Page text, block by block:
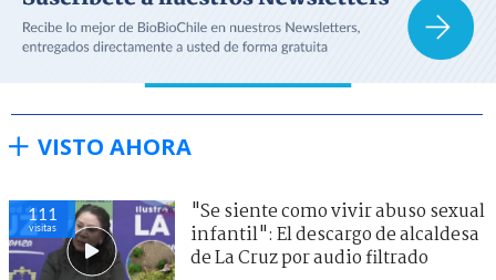
VISTO AHORA
111
visitas
"Se siente como vivir abuso sexual
infantil": El descargo de alcaldesa
de La Cruz por audio filtrado